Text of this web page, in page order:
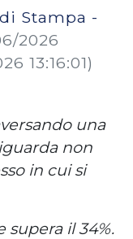
Stampa -
2026
13:16:01)
una
non
in cui si
il 34%.